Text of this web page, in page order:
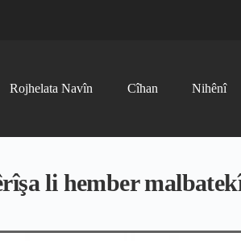
Rojhelata Navîn Cîhan Nihênî
li hember